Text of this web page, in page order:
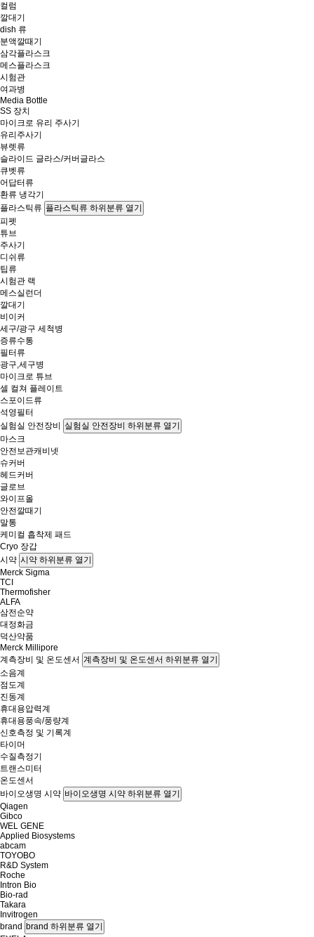
컬럼
깔대기
dish 류
분액깔때기
삼각플라스크
메스플라스크
시험관
여과병
Media Bottle
SS 장치
마이크로 유리 주사기
유리주사기
뷰렛류
슬라이드 글라스/커버글라스
큐벳류
어답터류
환류 냉각기
플라스틱류 플라스틱류 하위분류 열기
피펫
튜브
주사기
디쉬류
팁류
시험관 랙
메스실런더
깔대기
비이커
세구/광구 세척병
증류수통
필터류
광구,세구병
마이크로 튜브
셀 컬쳐 플레이트
스포이드류
석영필터
실험실 안전장비 실험실 안전장비 하위분류 열기
마스크
안전보관캐비넷
슈커버
헤드커버
글로브
와이프올
안전깔때기
말통
케미컬 흡착제 패드
Cryo 장갑
시약 시약 하위분류 열기
Merck Sigma
TCI
Thermofisher
ALFA
삼전순약
대정화금
덕산약품
Merck Millipore
계측장비 및 온도센서 계측장비 및 온도센서 하위분류 열기
소음계
점도계
진동계
휴대용압력계
휴대용풍속/풍량계
신호측정 및 기록계
타이머
수질측정기
트랜스미터
온도센서
바이오생명 시약 바이오생명 시약 하위분류 열기
Qiagen
Gibco
WEL GENE
Applied Biosystems
abcam
TOYOBO
R&D System
Roche
Intron Bio
Bio-rad
Takara
Invitrogen
brand brand 하위분류 열기